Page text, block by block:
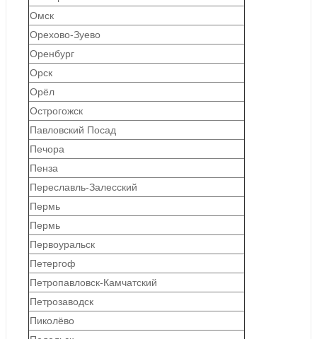
Омск
Орехово-Зуево
Оренбург
Орск
Орёл
Острогожск
Павловский Посад
Печора
Пенза
Переславль-Залесский
Пермь
Пермь
Первоуральск
Петергоф
Петропавловск-Камчатский
Петрозаводск
Пиколёво